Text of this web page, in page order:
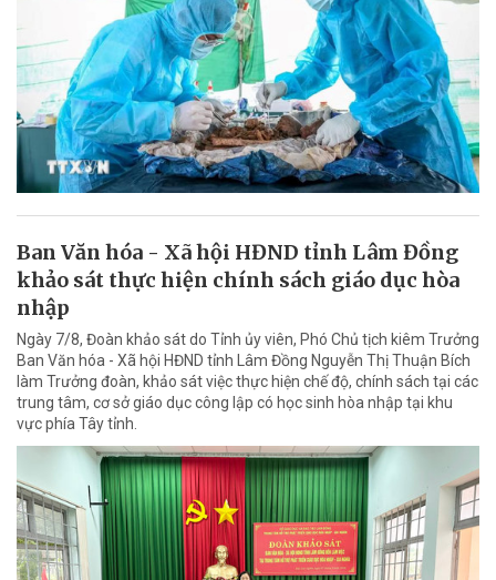
Ban Văn hóa - Xã hội HĐND tỉnh Lâm Đồng
khảo sát thực hiện chính sách giáo dục hòa
nhập
Ngày 7/8, Đoàn khảo sát do Tỉnh ủy viên, Phó Chủ tịch kiêm Trưởng
Ban Văn hóa - Xã hội HĐND tỉnh Lâm Đồng Nguyễn Thị Thuận Bích
làm Trưởng đoàn, khảo sát việc thực hiện chế độ, chính sách tại các
trung tâm, cơ sở giáo dục công lập có học sinh hòa nhập tại khu
vực phía Tây tỉnh.